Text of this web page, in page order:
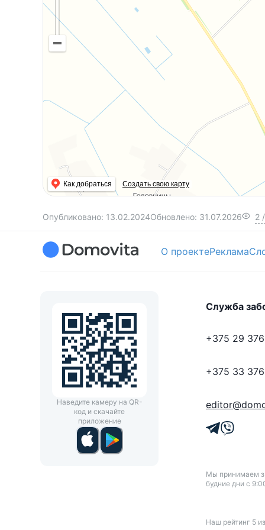
Как добраться Создать свою карту
Опубликовано: 13.02.2024Обновлено: 31.07.2026 2 /
О проектеРеклама
Наведите камеру на QR-
код и скачайте
приложение
Служба
+375 29
+375 33
Мы принимаем
будние дни с
Наш рейтинг 5 из